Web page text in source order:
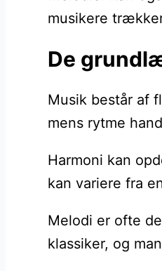
musikere
De
Musik består af
mens rytme
Harmoni kan
kan variere fra
Melodi er ofte
klassiker, og